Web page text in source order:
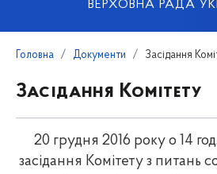
ВЕРХОВНА РАДА
Головна Документи Засідання
Засідання Комітету
20 грудня 2016 року о 14
засідання Комітету з питань